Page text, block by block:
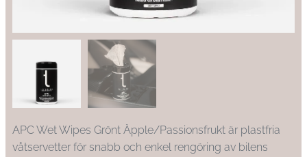
APC Wet Wipes Grönt Äpple/Passionsfrukt är plastfria
våtservetter för snabb och enkel rengöring av bilens